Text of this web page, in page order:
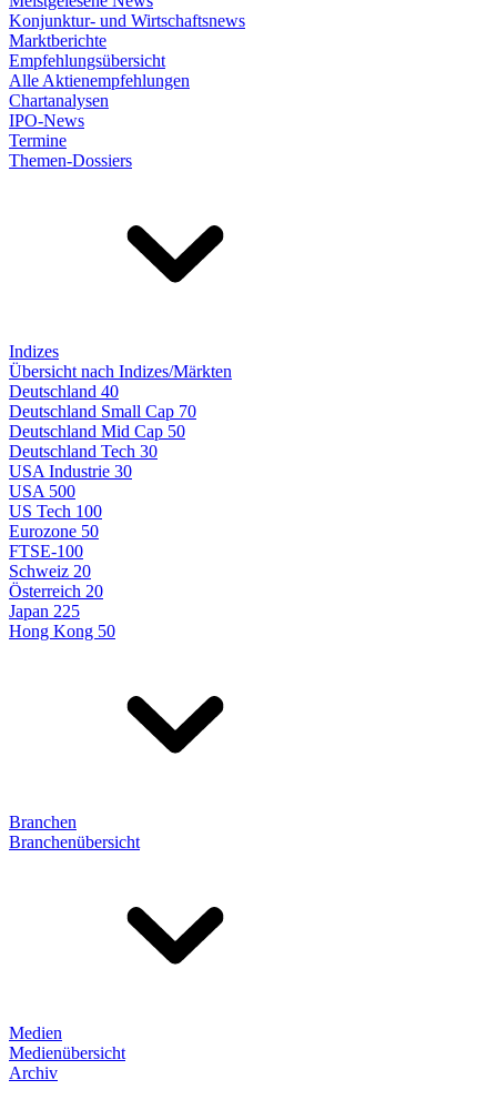
Konjunktur- und Wirtschaftsnews
Marktberichte
Empfehlungsübersicht
Alle Aktienempfehlungen
Chartanalysen
IPO-News
Termine
Themen-Dossiers
Indizes
Übersicht nach Indizes/Märkten
Deutschland 40
Deutschland Small Cap 70
Deutschland Mid Cap 50
Deutschland Tech 30
USA Industrie 30
USA 500
US Tech 100
Eurozone 50
FTSE-100
Schweiz 20
Österreich 20
Japan 225
Hong Kong 50
Branchen
Branchenübersicht
Medien
Medienübersicht
Archiv